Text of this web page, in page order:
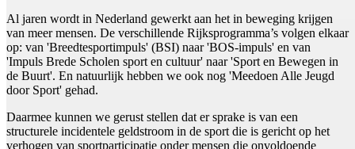
Al jaren wordt in Nederland gewerkt aan het in beweging krijgen
van meer mensen. De verschillende Rijksprogramma’s volgen elkaar
op: van 'Breedtesportimpuls' (BSI) naar 'BOS-impuls' en van
'Impuls Brede Scholen sport en cultuur' naar 'Sport en Bewegen in
de Buurt'. En natuurlijk hebben we ook nog 'Meedoen Alle Jeugd
door Sport' gehad.
Daarmee kunnen we gerust stellen dat er sprake is van een
structurele incidentele geldstroom in de sport die is gericht op het
verhogen van sportparticipatie onder mensen die onvoldoende